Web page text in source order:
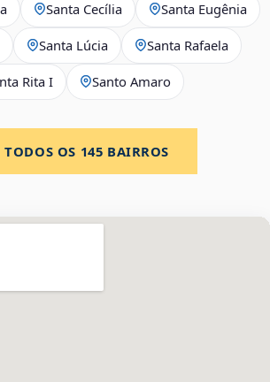
Santa Cecília Santa Eugênia
Santa Lúcia Santa Rafaela
Rita I Santo Amaro
TODOS OS 145 BAIRROS